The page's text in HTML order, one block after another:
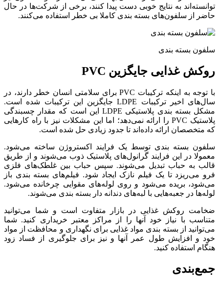
توانسته‌اند به نتایج خوبی دست پیدا کنند، برخی از شرکت‌ها در حال
حاضر از سلفون‌های بسته بندی کاملا بی خطر استفاده می‌کنند.
سلفون بسته بندی
روکش غذایی جایگزین PVC
با توجه به اینکه ترکیبات PVC برای سلامتی انسان خطر دارند، در
سال‌های اخیر ترکیبات LDPE جایگزین این ترکیبات شده است.
مشکل بسته بندی پلاستیکی LDPE این است که مقدار چسبندگی
پلاستیک PVC را ارائه نمی‌دهد؛ اما این مشکلات نیز با راه کارهایی
که متخصصان ارائه داده‌اند تا جدود زیادی حل شده است.
سلفون بسته بندی توسط یک فرایند اکستروژن ساخته می‌شود.
معمولا در این فرایند گرانول‌های پلاستیک ذوب می‌شوند و از طریق
قالب به حباب تبدیل می‌شوند. سپس حباب بین غلطک‌های فلزی
فرو می‌ریزد تا یک فیلم نازک ایجاد شود. فیلم‌های بسته بندی باز
می‌شود، بریده می‌شود و روی لوله‌های مقوایی چرخانده می‌شود.
لوله‌ها در جعبه‌هایی با لبه‌های دندانه دار بسته بندی می‌شوند.
ضخامت روکش غذایی در بازار متفاوت است و شما می‌توانید
متناسب با نیاز خود آنها را از مراکز معتبر خریداری کنید. شما
می‌توانید از بسته بندی مواد غذایی برای نگهداری و محافظت از مواد
خود و افزایش طول عمر آنها و نیز برای جلوگیری از فساد زود
هنگام استفاده کنید.
جمع‌بندی